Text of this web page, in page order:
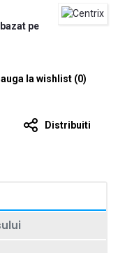
pe
la wishlist (0)
Distribuiti